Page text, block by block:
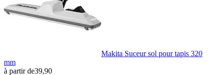
Makita Suceur sol pour tapis 320
mm
à partir de39,90